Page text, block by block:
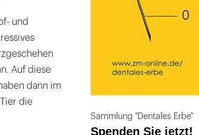
und
Auf diese
dann im
die
Sammlung "Dentales Erbe"
Spenden Sie jetzt!